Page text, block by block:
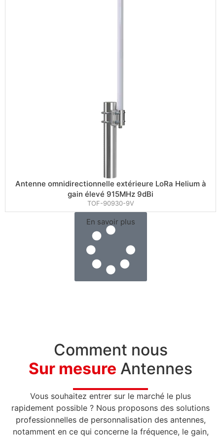
Antenne omnidirectionnelle extérieure LoRa Helium à
gain élevé 915MHz 9dBi
TOF-90930-9V
En savoir plus
Comment nous
Sur mesure Antennes
Vous souhaitez entrer sur le marché le plus
rapidement possible ? Nous proposons des solutions
professionnelles de personnalisation des antennes,
notamment en ce qui concerne la fréquence, le gain,